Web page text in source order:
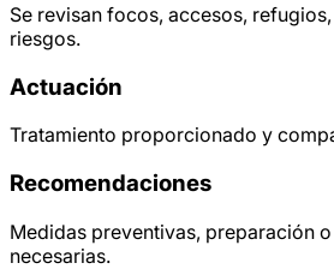
Se revisan focos, accesos,
riesgos.
Actuación
Tratamiento proporcionado y
Recomendaciones
Medidas preventivas, preparación
necesarias.